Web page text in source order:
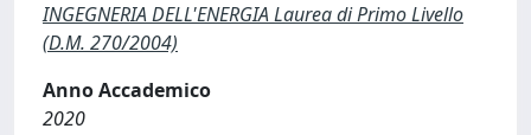
INGEGNERIA DELL'ENERGIA Laurea di Primo Livello
(D.M. 270/2004)
Anno Accademico
2020